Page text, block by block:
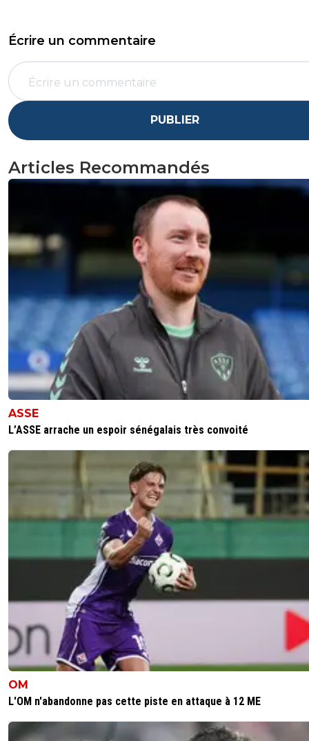
Écrire un commentaire
PUBLIER
Articles Recommandés
ASSE
L’ASSE arrache un espoir sénégalais très convoité
OM
L'OM n'abandonne pas cette piste en attaque à 12 ME